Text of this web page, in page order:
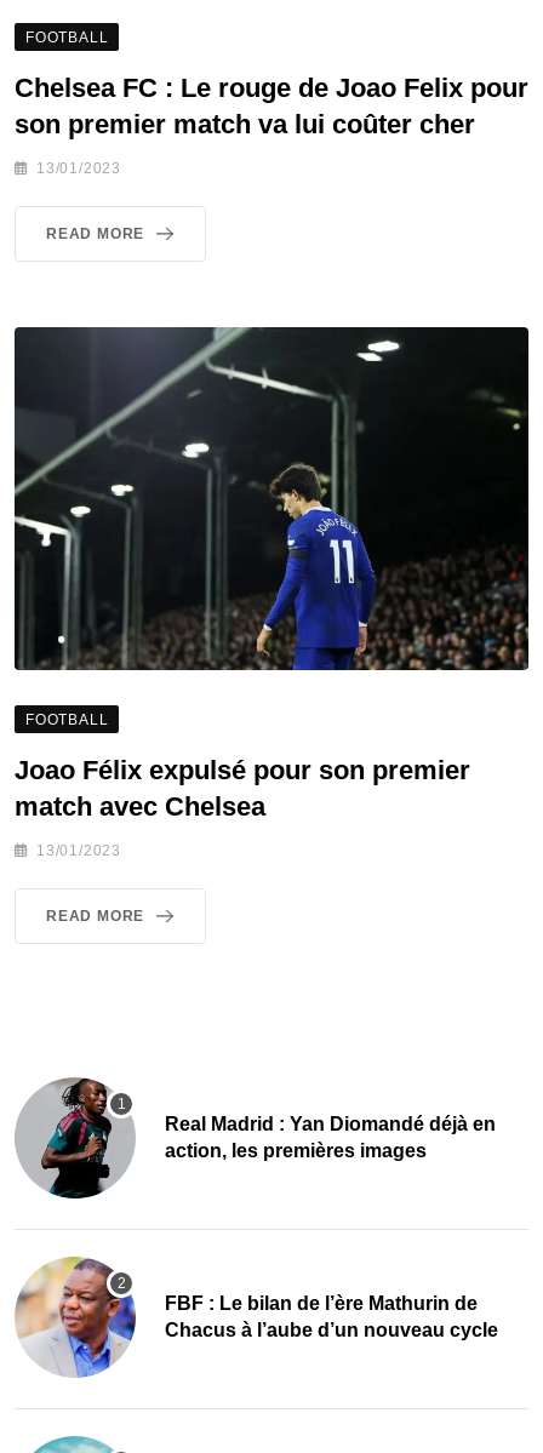
FOOTBALL
Chelsea FC : Le rouge de Joao Felix pour
son premier match va lui coûter cher
13/01/2023
READ MORE
FOOTBALL
Joao Félix expulsé pour son premier
match avec Chelsea
13/01/2023
READ MORE
Real Madrid : Yan Diomandé déjà en
action, les premières images
FBF : Le bilan de l’ère Mathurin de
Chacus à l’aube d’un nouveau cycle